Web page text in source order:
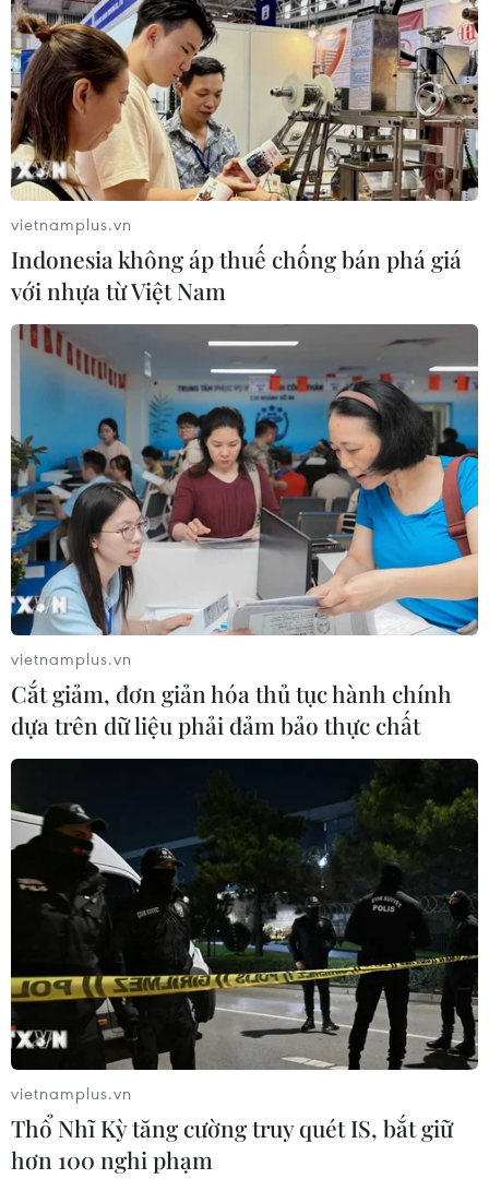
Israel không cho phép Iran đặt căn cứ
quân sự tại Syria
27/04/2018 23:19
Bộ trưởng Quốc phòng Israel Avigdor Lieberman khẳng
định: “Chúng tôi sẽ không cho phép Iran đặt một căn cứ
tiền tiêu tại Syria nhằm chống lại Israel.”
Iran: Không thể giải quyết vấn đề Syria
bằng biện pháp quân sự
28/04/2018 23:28
Ngoại trưởng Iran Mohammad Javad Zarif khẳng định
những cách tiếp cận bằng biện pháp quân sự để giải
quyết cuộc khủng hoảng Syria sẽ thất bại.
vietnamplus.vn
Indonesia không áp thuế chống bán phá giá
với nhựa từ Việt Nam
vietnamplus.vn
Cắt giảm, đơn giản hóa thủ tục hành chính
dựa trên dữ liệu phải đảm bảo thực chất
vietnamplus.vn
Thổ Nhĩ Kỳ tăng cường truy quét IS, bắt giữ
hơn 100 nghi phạm